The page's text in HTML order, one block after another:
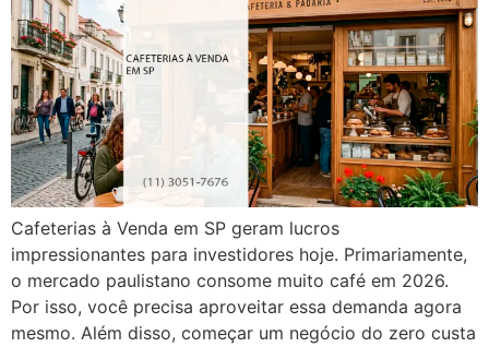
Cafeterias à Venda em SP geram lucros
impressionantes para investidores hoje. Primariamente,
o mercado paulistano consome muito café em 2026.
Por isso, você precisa aproveitar essa demanda agora
mesmo. Além disso, começar um negócio do zero custa